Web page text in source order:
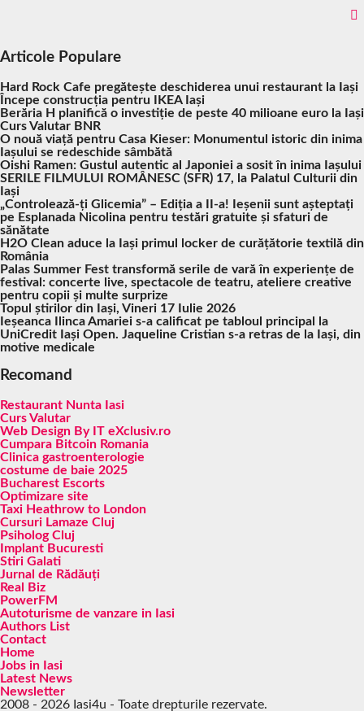
Articole Populare
Hard Rock Cafe pregătește deschiderea unui restaurant la Iași
Începe construcția pentru IKEA Iași
Berăria H planifică o investiție de peste 40 milioane euro la Iași
Curs Valutar BNR
O nouă viață pentru Casa Kieser: Monumentul istoric din inima
Iașului se redeschide sâmbătă
Oishi Ramen: Gustul autentic al Japoniei a sosit în inima Iașului
SERILE FILMULUI ROMÂNESC (SFR) 17, la Palatul Culturii din
Iași
„Controlează-ți Glicemia” – Ediția a II-a! Ieșenii sunt așteptați
pe Esplanada Nicolina pentru testări gratuite și sfaturi de
sănătate
H2O Clean aduce la Iași primul locker de curățătorie textilă din
România
Palas Summer Fest transformă serile de vară în experiențe de
festival: concerte live, spectacole de teatru, ateliere creative
pentru copii și multe surprize
Topul știrilor din Iași, Vineri 17 Iulie 2026
Ieșeanca Ilinca Amariei s-a calificat pe tabloul principal la
UniCredit Iași Open. Jaqueline Cristian s-a retras de la Iași, din
motive medicale
Recomand
Restaurant Nunta Iasi
Curs Valutar
Web Design By IT eXclusiv.ro
Cumpara Bitcoin Romania
Clinica gastroenterologie
costume de baie 2025
Bucharest Escorts
Optimizare site
Taxi Heathrow to London
Cursuri Lamaze Cluj
Psiholog Cluj
Implant Bucuresti
Stiri Galati
Jurnal de Rădăuți
Real Biz
PowerFM
Autoturisme de vanzare in Iasi
Authors List
Contact
Home
Jobs in Iasi
Latest News
Newsletter
2008 - 2026 Iasi4u - Toate drepturile rezervate.